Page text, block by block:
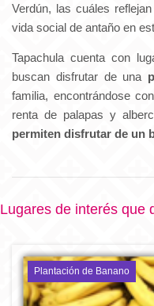
Verdún, las cuáles
vida social de antaño en
Tapachula cuenta con
buscan disfrutar de una
familia, encontrándose
renta de palapas y
permiten disfrutar de un
Lugares de interés que
Plantación de Banano